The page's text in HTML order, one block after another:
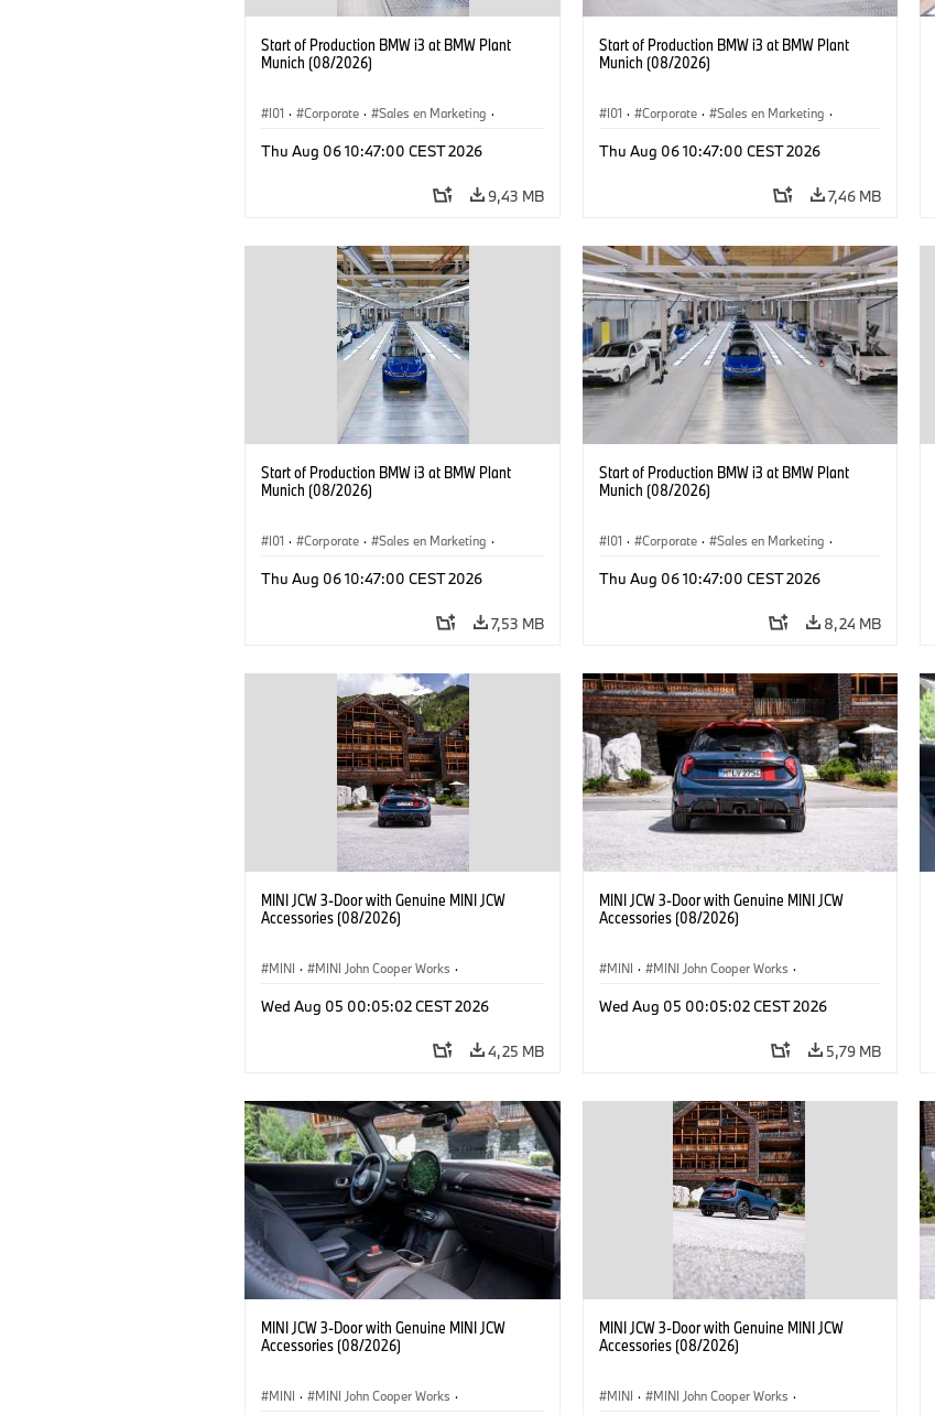
Start of Production BMW i3 at BMW Plant
Munich (08/2026)
I01 · Corporate · Sales en Marketing ·
Thu Aug 06 10:47:00 CEST 2026
9,43 MB
Start of Production BMW i3 at BMW Plant
Munich (08/2026)
I01 · Corporate · Sales en Marketing ·
Thu Aug 06 10:47:00 CEST 2026
7,46 MB
Start of Production BMW i3 at BMW Plant
Munich (08/2026)
I01 · Corporate · Sales en Marketing ·
Thu Aug 06 10:47:00 CEST 2026
7,53 MB
Start of Production BMW i3 at BMW Plant
Munich (08/2026)
I01 · Corporate · Sales en Marketing ·
Thu Aug 06 10:47:00 CEST 2026
8,24 MB
MINI JCW 3-Door with Genuine MINI JCW
Accessories (08/2026)
MINI · MINI John Cooper Works ·
Wed Aug 05 00:05:02 CEST 2026
4,25 MB
MINI JCW 3-Door with Genuine MINI JCW
Accessories (08/2026)
MINI · MINI John Cooper Works ·
Wed Aug 05 00:05:02 CEST 2026
5,79 MB
MINI JCW 3-Door with Genuine MINI JCW
Accessories (08/2026)
MINI · MINI John Cooper Works ·
MINI JCW 3-Door with Genuine MINI JCW
Accessories (08/2026)
MINI · MINI John Cooper Works ·